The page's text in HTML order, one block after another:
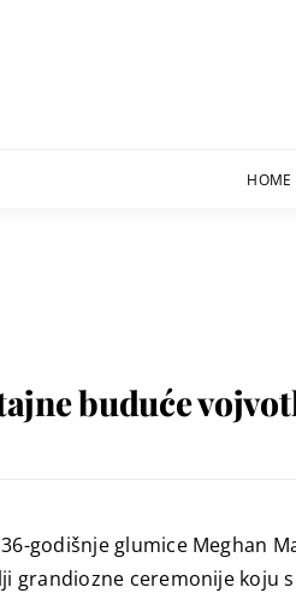
HOME
buduće
godišnje glumice Meghan
grandiozne ceremonije koju